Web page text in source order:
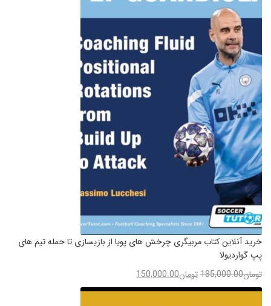
خرید آنلاین کتاب مربیگری چرخش های پویا از بازیسازی تا حمله تیم های
پپ گواردیولا
تومان185,000.00تومان150,000.00